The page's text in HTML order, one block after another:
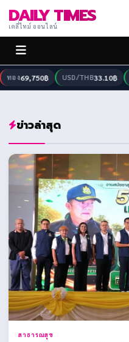
DAILY TIMES
เดลี่ไทม์ ออนไลน์
69,750฿ USD/THB33.10฿ SET
ข่าวล่าสุด
สาธารณสุข